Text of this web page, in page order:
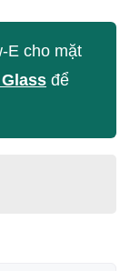
E cho mặt
để